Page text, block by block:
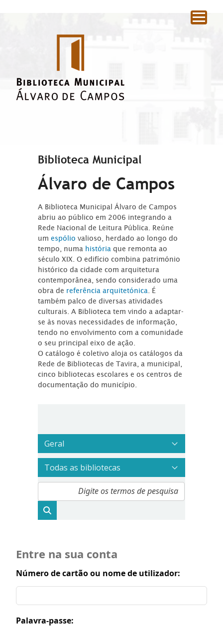
Biblioteca Municipal
Álvaro de Campos
A Biblioteca Municipal Álvaro de Campos
abriu ao público em 2006 integrando a
Rede Nacional de Leitura Pública. Reúne
umespóliovalioso, herdado ao longo do
tempo, numa história que remonta ao
século XIX. O edifício combina património
histórico da cidade com arquitetura
contemporânea, sendo considerado uma
obra de referência arquitetónica . É
também palco de diversas atividades
culturais. A Biblioteca tem vindo a adaptar-
se às novas necessidades de informação,
tendo no envolvimento com a comunidade
o seu principal eixo de ação.
O catálogo é coletivo aloja os catálogos da
Rede de Bibliotecas de Tavira, a municipal,
cinco bibliotecas escolares e os centros de
documentação do município.
Entre na sua conta
Número de cartão ou nome de utilizador:
Palavra-passe: